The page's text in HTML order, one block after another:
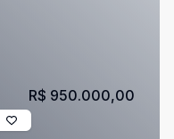
R$ 950.000,00